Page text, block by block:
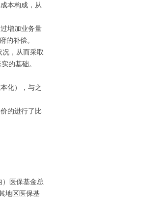
本构成，从
增加业务量
的补偿。
，从而采取
的基础。
化），与之
的进行了比
）医保基金总
地区医保基